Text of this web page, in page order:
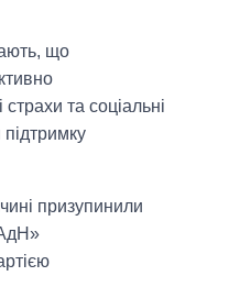
що
та соціальні
призупинили